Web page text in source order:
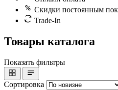
Скидки постоянным
Trade-In
Товары каталога
Показать фильтры
Сортировка